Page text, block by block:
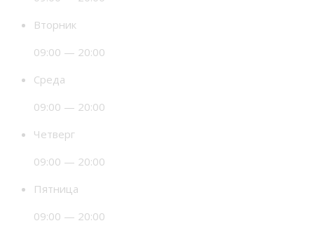
Вторник
09:00 — 20:00
Среда
09:00 — 20:00
Четверг
09:00 — 20:00
Пятница
09:00 — 20:00